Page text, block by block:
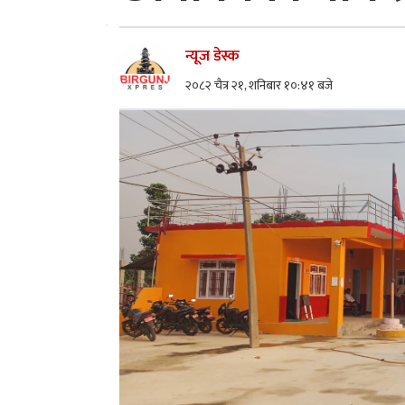
न्यूज डेस्क
२०८२ चैत्र २१, शनिबार १०:४१ बजे